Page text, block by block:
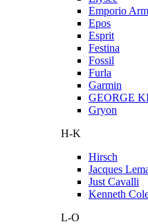
Emporio
Epos
Esprit
Festina
Fossil
Furla
Garmin
GEORGE
Gryon
H-K
Hirsch
Jacques
Just Cavalli
Kenneth
L-O